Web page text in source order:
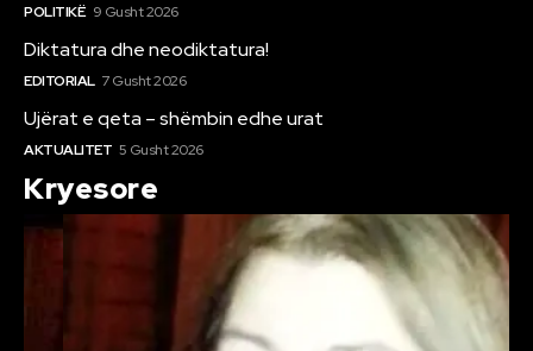
POLITIKË 9 Gusht 2026
Diktatura dhe neodiktatura!
EDITORIAL 7 Gusht 2026
Ujërat e qeta – shëmbin edhe urat
AKTUALITET 5 Gusht 2026
Kryesore